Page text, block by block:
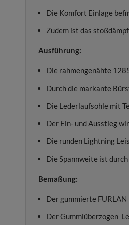
Die Komfort Einlage
Zudem ist das
Ausführung:
Die rahmengenähte
Durch die markante
Die Lederlaufsohle mit
Der Ein- und Ausstieg
Die runden Lightning
Die Spannweite ist
Bemaßung:
Der gummierte FURLAN
Der Gummiüberzogen